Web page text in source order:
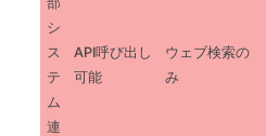
シ
ス
テ
ム
連
API呼び出し
可能
ウェブ検索の
み